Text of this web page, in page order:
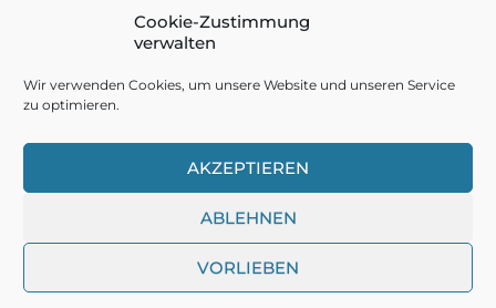
Cookie-Zustimmung
verwalten
Wir verwenden Cookies, um unsere Website und unseren Service
zu optimieren.
AKZEPTIEREN
ABLEHNEN
VORLIEBEN
/
DER RUINENTOURIST
THEMA VONANDERS NORÉN